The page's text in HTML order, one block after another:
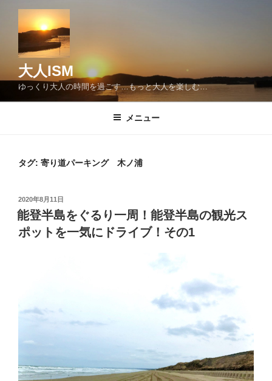
へ
大人ISM
ゆっくり大人の時間を過ごす…もっと大人を楽しむ…
メニュー
タグ: 寄り道パーキング 木ノ浦
投
稿
日:
2020年8月11日
能登半島をぐるり一周！能登半島の観光ス
ポットを一気にドライブ！その1